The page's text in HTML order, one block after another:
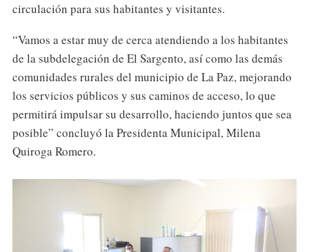
circulación para sus habitantes y visitantes.
“Vamos a estar muy de cerca atendiendo a los habitantes
de la subdelegación de El Sargento, así como las demás
comunidades rurales del municipio de La Paz, mejorando
los servicios públicos y sus caminos de acceso, lo que
permitirá impulsar su desarrollo, haciendo juntos que sea
posible” concluyó la Presidenta Municipal, Milena
Quiroga Romero.